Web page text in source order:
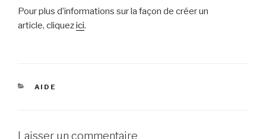
Pour plus d’informations sur la façon de créer un
article, cliquezici.
CATÉGORIES
AIDE
Laisser un commentaire